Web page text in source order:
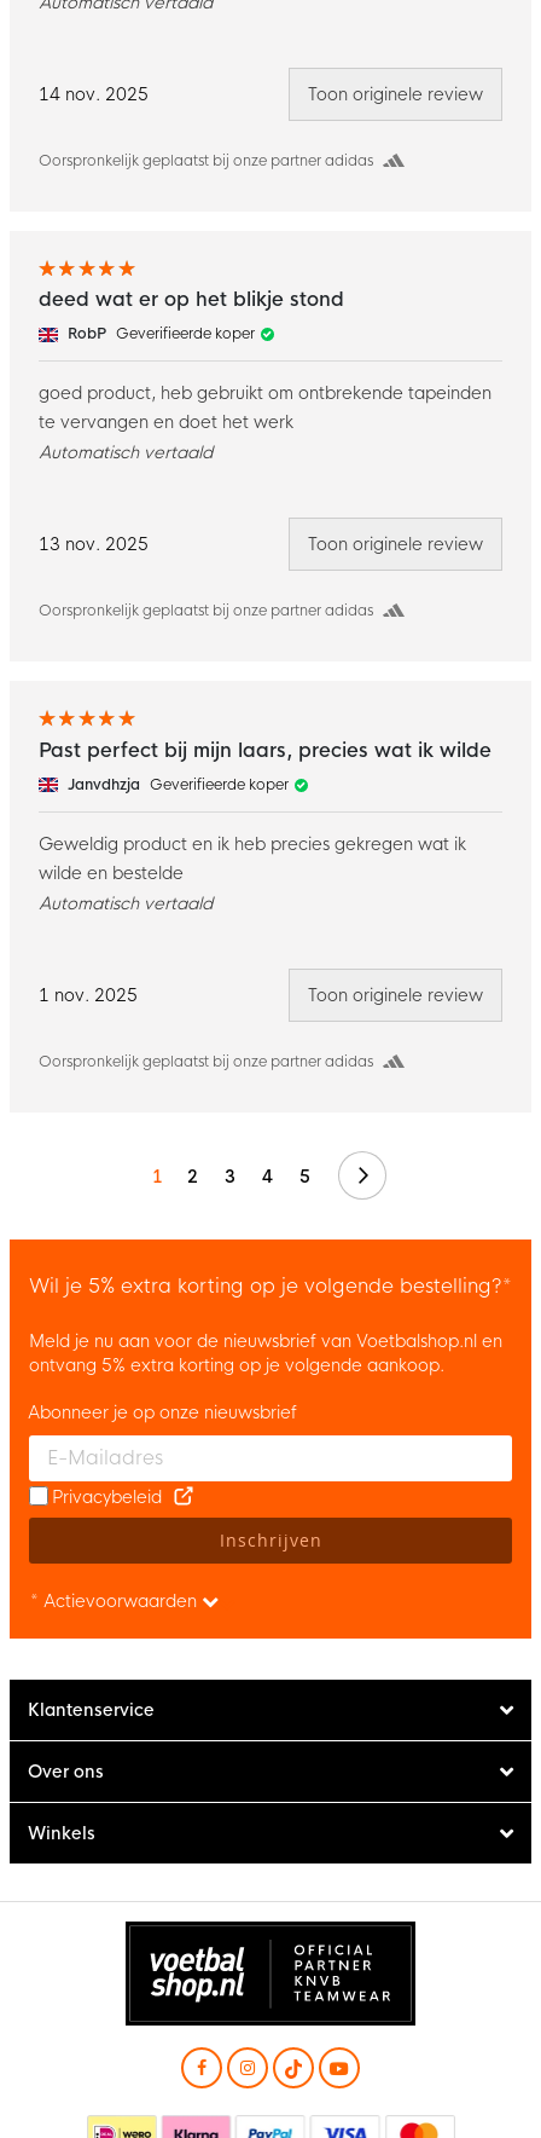
14 nov. 2025
Oorspronkelijk geplaatst bij onze partner adidas
Toon originele review
13 nov. 2025
Oorspronkelijk geplaatst bij onze partner adidas
deed wat er op het blikje stond
RobP Geverifieerde koper
goed product, heb gebruikt om ontbrekende tapeinden
te vervangen en doet het werk
Automatisch vertaald
Toon originele review
1 nov. 2025
Oorspronkelijk geplaatst bij onze partner adidas
Past perfect bij mijn laars, precies wat ik wilde
Janvdhzja Geverifieerde koper
Geweldig product en ik heb precies gekregen wat ik
wilde en bestelde
Automatisch vertaald
Toon originele review
1 2 3 4 5 Volgende
Wil je 5% extra korting op je volgende bestelling?*
Meld je nu aan voor de nieuwsbrief van Voetbalshop.nl en
ontvang 5% extra korting op je volgende aankoop.
Enter your email and accept the privacy policy to subscribe to
Abonneer je op onze nieuwsbrief
Privacybeleid
Inschrijven
* Actievoorwaarden
Klantenservice
Over ons
Winkels